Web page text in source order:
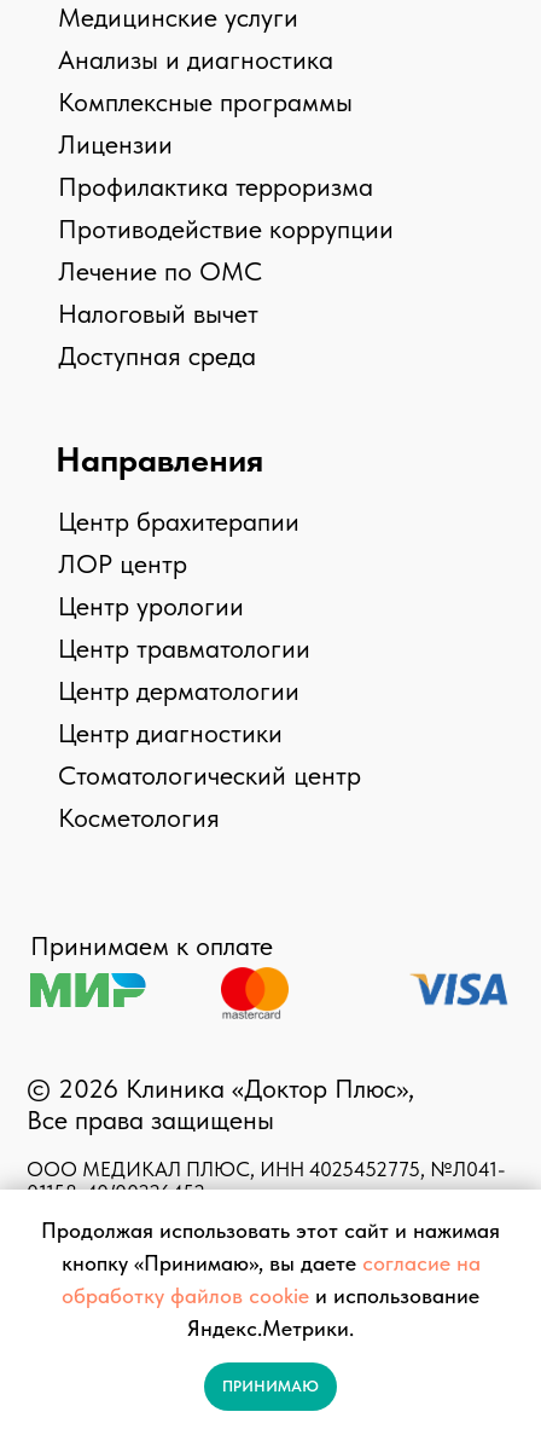
Продолжая использовать этот сайт и нажимая
кнопку «Принимаю», вы даете согласие на
обработку файлов cookie и использование
Яндекс.Метрики.
ПРИНИМАЮ
Врачи Услуги